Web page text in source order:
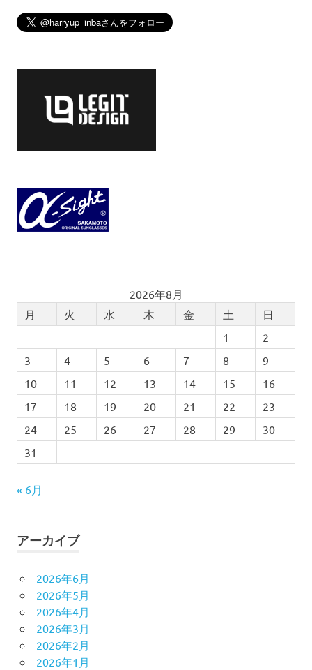
2026年8月
月
火 水 木 金 土
日
1
2
3
4 5 6 7 8
9
10
11 12 13 14 15
16
17
18 19 20 21 22
23
24
25 26 27 28 29
30
31
« 6月
アーカイブ
2026年6月
2026年5月
2026年4月
2026年3月
2026年2月
2026年1月